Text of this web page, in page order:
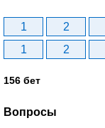
1 2
1
2
156 бет
Вопросы